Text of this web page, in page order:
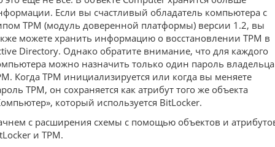
Если вы счастливый обладатель компьютера с
TPM (модуль доверенной платформы) версии 1.2, вы
можете хранить информацию о восстановлении TPM в
Directory. Однако обратите внимание, что для каждого
можно назначить только один пароль владельца
Когда TPM инициализируется или когда вы меняете
TPM, он сохраняется как атрибут того же объекта
который используется BitLocker.
с расширения схемы с помощью объектов и
и TPM.